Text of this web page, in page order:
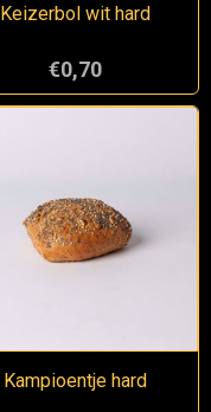
Keizerbol wit hard
€0,70
Kampioentje hard